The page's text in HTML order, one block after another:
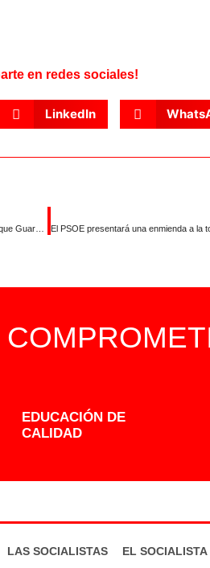
en redes sociales!
LinkedIn
EDUCACIÓN DE
CALIDAD
LAS SOCIALISTAS EL SOCIALISTA